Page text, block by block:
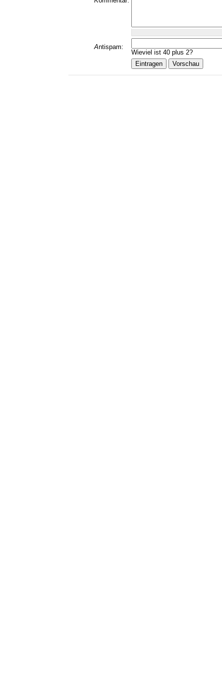
Antispam:
Wieviel ist 40 plus 2?